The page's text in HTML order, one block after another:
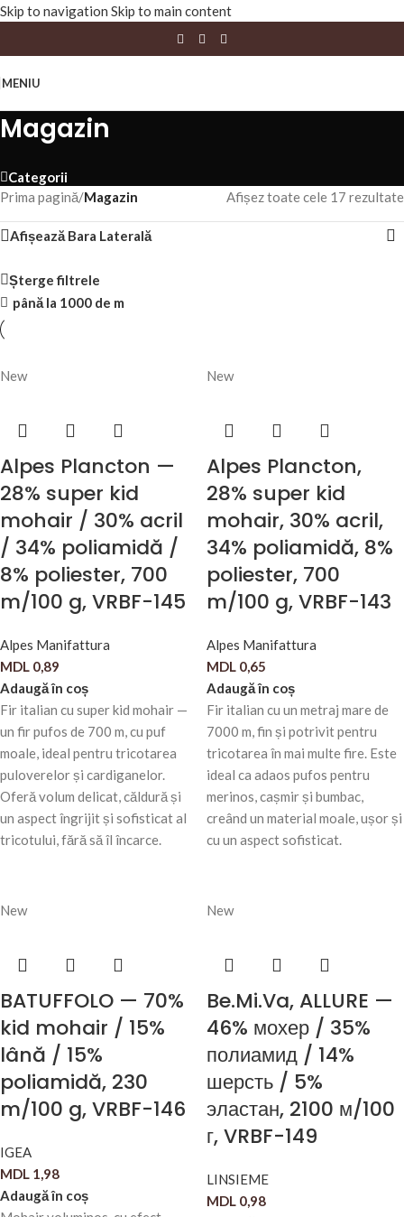
Skip to navigation Skip to main content
MENIU
Magazin
Categorii
Prima pagină/Magazin Afișez toate cele 17 rezultate
Afișează Bara Laterală
Șterge filtrele
până la 1000 de m
New
Alpes Plancton —
28% super kid
mohair / 30% acril
/ 34% poliamidă /
8% poliester, 700
m/100 g, VRBF-145
Alpes Manifattura
MDL 0,89
Adaugă în coș
Fir italian cu super kid mohair —
un fir pufos de 700 m, cu puf
moale, ideal pentru tricotarea
puloverelor și cardiganelor.
Oferă volum delicat, căldură și
un aspect îngrijit și sofisticat al
tricotului, fără să îl încarce.
New
Alpes Plancton,
28% super kid
mohair, 30% acril,
34% poliamidă, 8%
poliester, 700
m/100 g, VRBF-143
Alpes Manifattura
MDL 0,65
Adaugă în coș
Fir italian cu un metraj mare de
7000 m, fin și potrivit pentru
tricotarea în mai multe fire. Este
ideal ca adaos pufos pentru
merinos, cașmir și bumbac,
creând un material moale, ușor și
cu un aspect sofisticat.
New
BATUFFOLO — 70%
kid mohair / 15%
lână / 15%
poliamidă, 230
m/100 g, VRBF-146
IGEA
MDL 1,98
Adaugă în coș
New
Be.Mi.Va, ALLURE —
46% мохер / 35%
полиамид / 14%
шерсть / 5%
эластан, 2100 м/100
г, VRBF-149
LINSIEME
MDL 0,98